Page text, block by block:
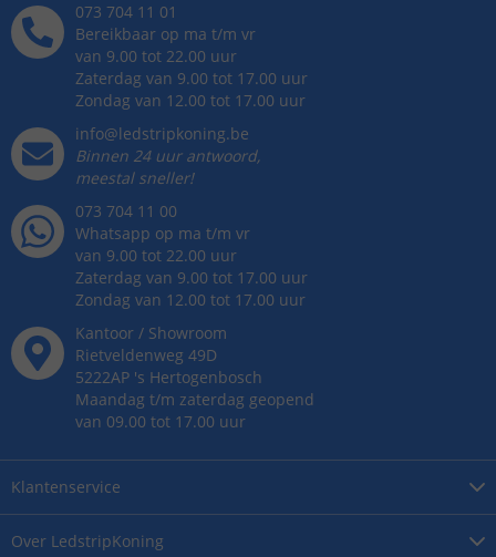
Over LedstripKoning
Klantenservice
073 704 11 01
Bereikbaar op ma t/m vr
van 9.00 tot 22.00 uur
Zaterdag van 9.00 tot 17.00 uur
Zondag van 12.00 tot 17.00 uur
info@ledstripkoning.be
Binnen 24 uur antwoord,
meestal sneller!
073 704 11 00
Whatsapp op ma t/m vr
van 9.00 tot 22.00 uur
Zaterdag van 9.00 tot 17.00 uur
Zondag van 12.00 tot 17.00 uur
Kantoor / Showroom
Rietveldenweg 49D
5222AP 's Hertogenbosch
Maandag t/m zaterdag geopend
van 09.00 tot 17.00 uur